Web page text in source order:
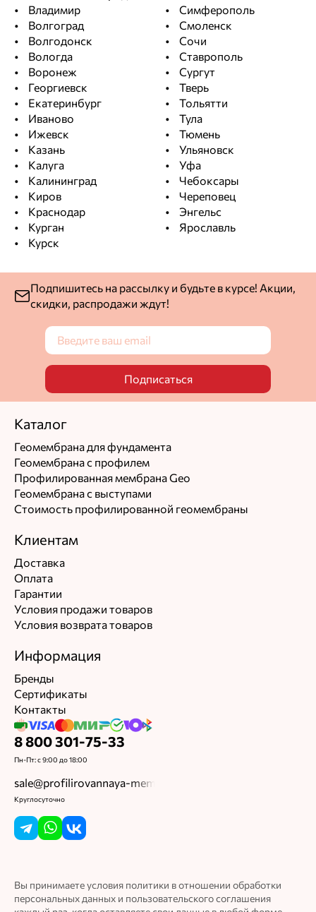
Владимир
Волгоград
Волгодонск
Вологда
Воронеж
Георгиевск
Екатеринбург
Иваново
Ижевск
Казань
Калуга
Калининград
Киров
Краснодар
Курган
Курск
Симферополь
Смоленск
Сочи
Ставрополь
Сургут
Тверь
Тольятти
Тула
Тюмень
Ульяновск
Уфа
Чебоксары
Череповец
Энгельс
Ярославль
Подпишитесь на рассылку и будьте в курсе! Акции,
скидки, распродажи ждут!
Подписаться
Каталог
Геомембрана для фундамента
Геомембрана с профилем
Профилированная мембрана Geo
Геомембрана с выступами
Стоимость профилированной геомембраны
Клиентам
Доставка
Оплата
Гарантии
Условия продажи товаров
Условия возврата товаров
Информация
Бренды
Сертификаты
Контакты
8 800 301-75-33
Пн-Пт: с 9:00 до 18:00
sale@profilirovannaya-membrana.ru
Круглосуточно
Вы принимаете условия политики в отношении обработки
персональных данных и пользовательского соглашения